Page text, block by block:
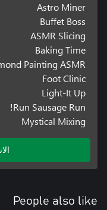
Astro Miner
Buffet Boss
ASMR Slicing
Baking Time
Painting ASMR
Foot Clinic
Light-It Up
Run Sausage Run!
Mystical Mixing
People also like